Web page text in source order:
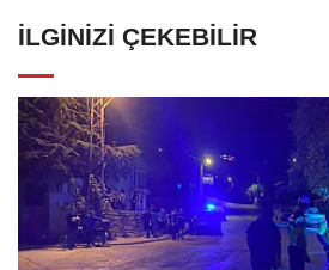
İLGINIZI ÇEKEBILIR